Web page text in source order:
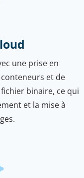
une prise en
et de
binaire, ce qui
et la mise à